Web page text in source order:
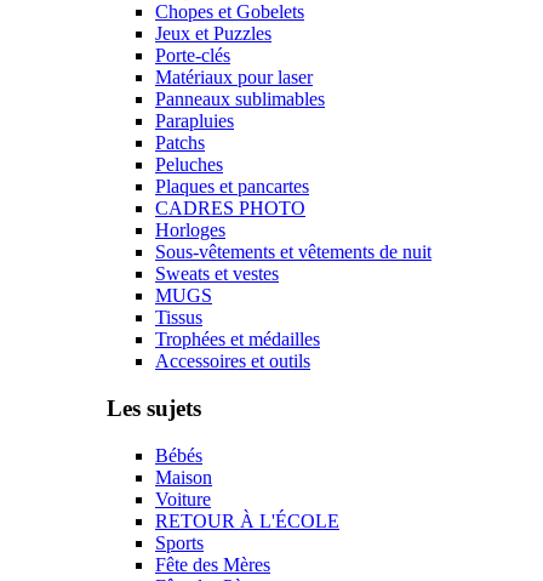
Chopes et Gobelets
Jeux et Puzzles
Porte-clés
Matériaux pour laser
Panneaux sublimables
Parapluies
Patchs
Peluches
Plaques et pancartes
CADRES PHOTO
Horloges
Sous-vêtements et vêtements de nuit
Sweats et vestes
MUGS
Tissus
Trophées et médailles
Accessoires et outils
Les sujets
Bébés
Maison
Voiture
RETOUR À L'ÉCOLE
Sports
Fête des Mères